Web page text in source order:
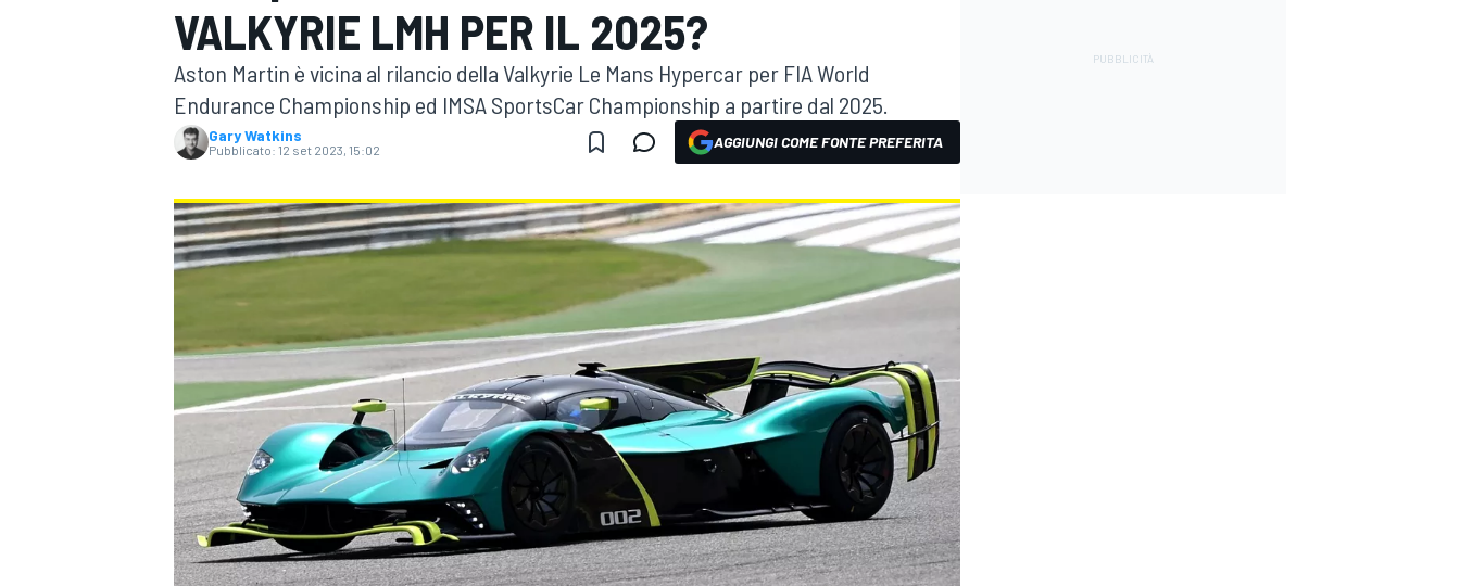
MOTOGP WEC
WRC
VALKYRIE LMH PER IL 2025?
Aston Martin è vicina al rilancio della Valkyrie Le Mans Hypercar per FIA World
Endurance Championship ed IMSA SportsCar Championship a partire dal 2025.
Gary Watkins
Pubblicato: 12 set 2023, 15:02 AGGIUNGI COME FONTE PREFERITA